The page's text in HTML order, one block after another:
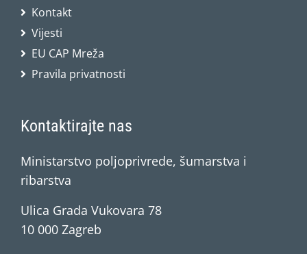
Kontakt
Vijesti
EU CAP Mreža
Pravila privatnosti
Kontaktirajte nas
Ministarstvo poljoprivrede, šumarstva i
ribarstva
Ulica Grada Vukovara 78
10 000 Zagreb